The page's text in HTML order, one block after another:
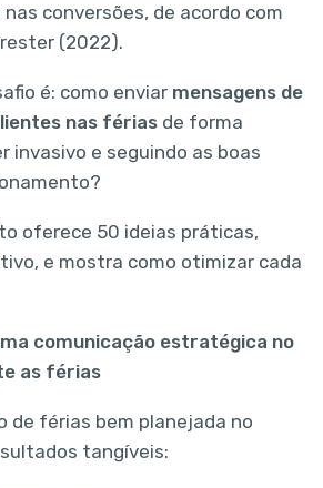
nas conversões, de acordo com
(2022).
é: como enviar mensagens de
nas fériasde forma
invasivo e seguindo as boas
oferece 50 ideias práticas,
e mostra como otimizar cada
comunicação estratégica no
as férias
de férias bem planejada no
tangíveis: